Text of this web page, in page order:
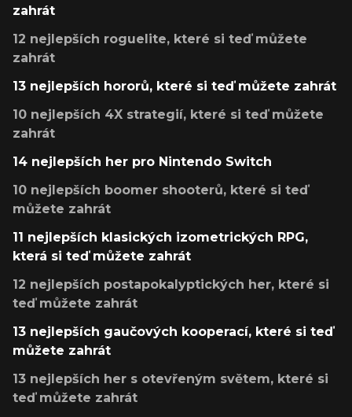
zahrát
12 nejlepších roguelite, které si teď můžete
zahrát
13 nejlepších hororů, které si teď můžete zahrát
10 nejlepších 4X strategií, které si teď můžete
zahrát
14 nejlepších her pro Nintendo Switch
10 nejlepších boomer shooterů, které si teď
můžete zahrát
11 nejlepších klasických izometrických RPG,
která si teď můžete zahrát
12 nejlepších postapokalyptických her, které si
teď můžete zahrát
13 nejlepších gaučových kooperací, které si teď
můžete zahrát
13 nejlepších her s otevřeným světem, které si
teď můžete zahrát